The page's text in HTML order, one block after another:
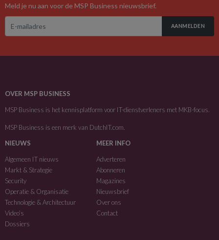
Meld je nu aan voor de MSP Business nieuwsbrief.
AANMELDEN
OVER MSP BUSINESS
MSP Business is het kennisplatform voor IT-dienstverleners met MKB-focus.
MSP Business is een merk van DutchIT.com
NIEUWS
Algemeen IT nieuws
Markt & Strategie
Security
Operatie & Organisatie
Technologie & Architectuur
Video’s
Dossiers
MEER INFO
Adverteren
Abonneren
Magazines
Nieuwsbrief
Over ons
Contact